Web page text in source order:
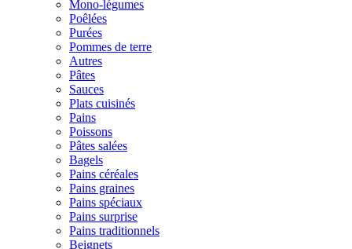
Mono-légumes
Poêlées
Purées
Pommes de terre
Autres
Pâtes
Sauces
Plats cuisinés
Pains
Poissons
Pâtes salées
Bagels
Pains céréales
Pains graines
Pains spéciaux
Pains surprise
Pains traditionnels
Beignets